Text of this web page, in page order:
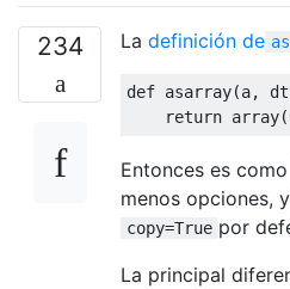
234 La definición de
def asarray(a,
return array(
Entonces es como
menos opciones, y
copy=True por
La principal